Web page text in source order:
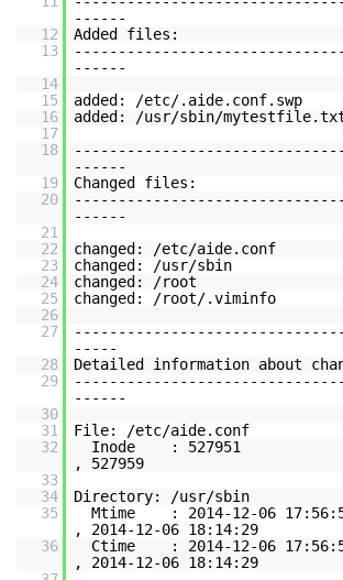
------
12
Added files:
13
------
14
15
added: /etc/.aide.conf.swp
16
added: /usr/sbin/
17
18
------
19
Changed files:
20
------
21
22
changed: /etc/aide.conf
23
changed: /usr/sbin
24
changed: /root
25
changed: /root/.viminfo
26
27
-----
28
Detailed information about
29
------
30
31
File: /etc/aide.conf
32
Inode :
, 527959
33
34
Directory: /usr/sbin
35
Mtime : 2014-12-
, 2014-12-06 18:14:29
36
Ctime : 2014-12-
, 2014-12-06 18:14:29